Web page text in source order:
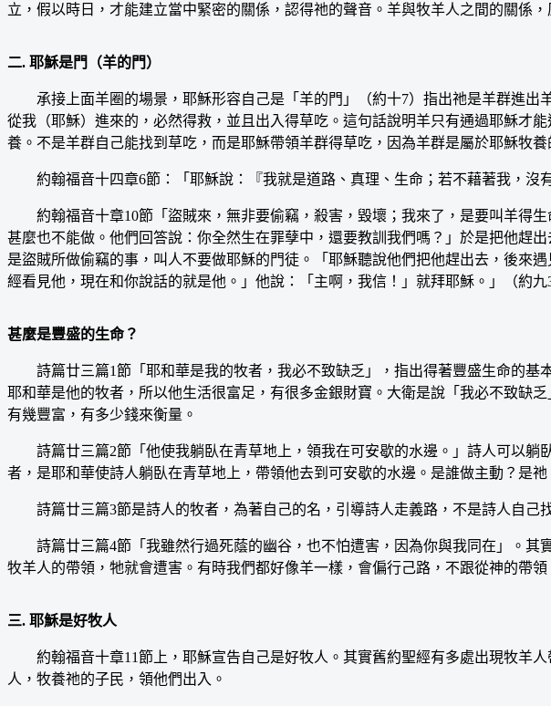
立，假以時日，才能建立當中緊密的關係，認得祂的聲音。羊與牧羊人之間的關係
二. 耶穌是門（羊的門）
承接上面羊圈的場景，耶穌形容自己是「羊的門」（約十7）指出祂是羊群進出
從我（耶穌）進來的，必然得救，並且出入得草吃。這句話說明羊只有通過耶穌才
養。不是羊群自己能找到草吃，而是耶穌帶領羊群得草吃，因為羊群是屬於耶穌牧養
約翰福音十四章6節：「耶穌說：『我就是道路、真理、生命；若不藉著我，沒
約翰福音十章10節「盜賊來，無非要偷竊，殺害，毀壞；我來了，是要叫羊得生
甚麼也不能做。他們回答說：你全然生在罪孽中，還要教訓我們嗎？」於是把他趕
是盜賊所做偷竊的事，叫人不要做耶穌的門徒。「耶穌聽說他們把他趕出去，後來
經看見他，現在和你說話的就是他。」他說：「主啊，我信！」就拜耶穌。」（約
甚麼是豐盛的生命？
詩篇廿三篇1節「耶和華是我的牧者，我必不致缺乏」，指出得著豐盛生命的基
耶和華是他的牧者，所以他生活很富足，有很多金銀財寶。大衛是說「我必不致缺
有幾豐富，有多少錢來衡量。
詩篇廿三篇2節「他使我躺臥在青草地上，領我在可安歇的水邊。」詩人可以躺
者，是耶和華使詩人躺臥在青草地上，帶領他去到可安歇的水邊。是誰做主動？是
詩篇廿三篇3節是詩人的牧者，為著自己的名，引導詩人走義路，不是詩人自己
詩篇廿三篇4節「我雖然行過死蔭的幽谷，也不怕遭害，因為你與我同在」。其
牧羊人的帶領，牠就會遭害。有時我們都好像羊一樣，會偏行己路，不跟從神的帶
三. 耶穌是好牧人
約翰福音十章11節上，耶穌宣告自己是好牧人。其實舊約聖經有多處出現牧羊人
人，牧養祂的子民，領他們出入。